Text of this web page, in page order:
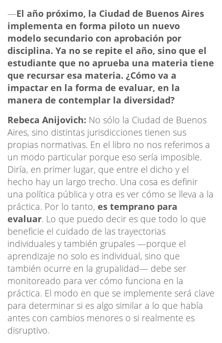
—El año próximo, la Ciudad de Buenos Aires
implementa en forma piloto un nuevo
modelo secundario con aprobación por
disciplina. Ya no se repite el año, sino que el
estudiante que no aprueba una materia tiene
que recursar esa materia. ¿Cómo va a
impactar en la forma de evaluar, en la
manera de contemplar la diversidad?
Rebeca Anijovich: No sólo la Ciudad de Buenos
Aires, sino distintas jurisdicciones tienen sus
propias normativas. En el libro no nos referimos a
un modo particular porque eso sería imposible.
Diría, en primer lugar, que entre el dicho y el
hecho hay un largo trecho. Una cosa es definir
una política pública y otra es ver cómo se lleva a la
práctica. Por lo tanto, es temprano para
evaluar. Lo que puedo decir es que todo lo que
beneficie el cuidado de las trayectorias
individuales y también grupales —porque el
aprendizaje no solo es individual, sino que
también ocurre en la grupalidad— debe ser
monitoreado para ver cómo funciona en la
práctica. El modo en que se implemente será clave
para determinar si es algo similar a lo que había
antes con cambios menores o si realmente es
disruptivo.